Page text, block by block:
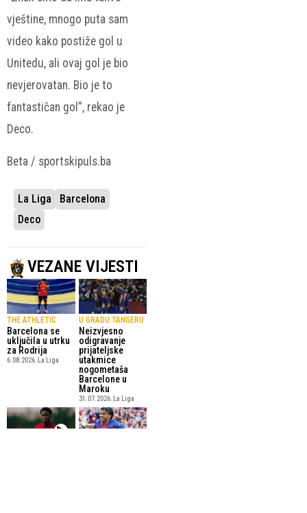
vještine, mnogo puta sam
video kako postiže gol u
Unitedu, ali ovaj gol je bio
nevjerovatan. Bio je to
fantastičan gol”, rekao je
Deco.
Beta / sportskipuls.ba
La Liga
Barcelona
Deco
VEZANE VIJESTI
THE ATHLETIC
Barcelona se
uključila u utrku
za Rodrija
6.08.2026. La Liga
U GRADU TANGERU
Neizvjesno
odigravanje
prijateljske
utakmice
nogometaša
Barcelone u
Maroku
31.07.2026. La Liga